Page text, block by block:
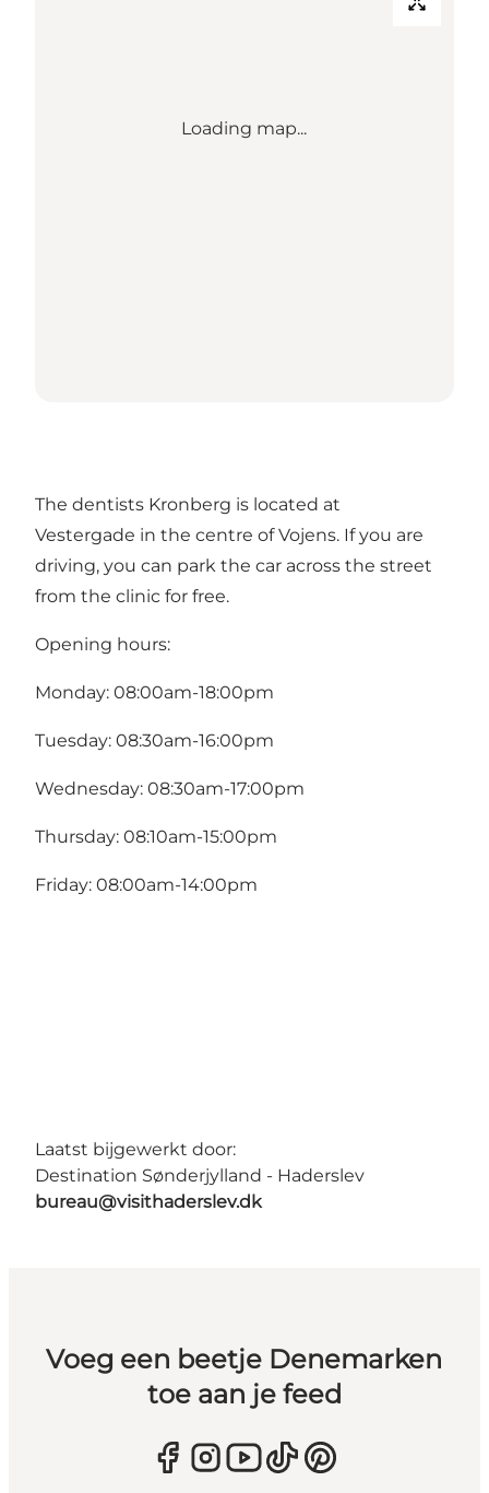
Loading map...
The dentists Kronberg is located at
Vestergade in the centre of Vojens. If you are
driving, you can park the car across the street
from the clinic for free.
Opening hours:
Monday: 08:00am-18:00pm
Tuesday: 08:30am-16:00pm
Wednesday: 08:30am-17:00pm
Thursday: 08:10am-15:00pm
Friday: 08:00am-14:00pm
Laatst bijgewerkt door:
Destination Sønderjylland - Haderslev
bureau@visithaderslev.dk
Voeg een beetje Denemarken
toe aan je feed